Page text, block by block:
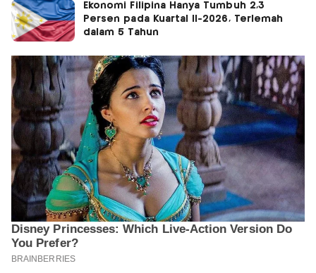
Ekonomi Filipina Hanya Tumbuh 2,3
Persen pada Kuartal II-2026, Terlemah
dalam 5 Tahun